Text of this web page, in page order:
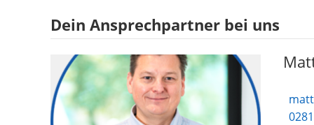
Dein Ansprechpartner bei uns